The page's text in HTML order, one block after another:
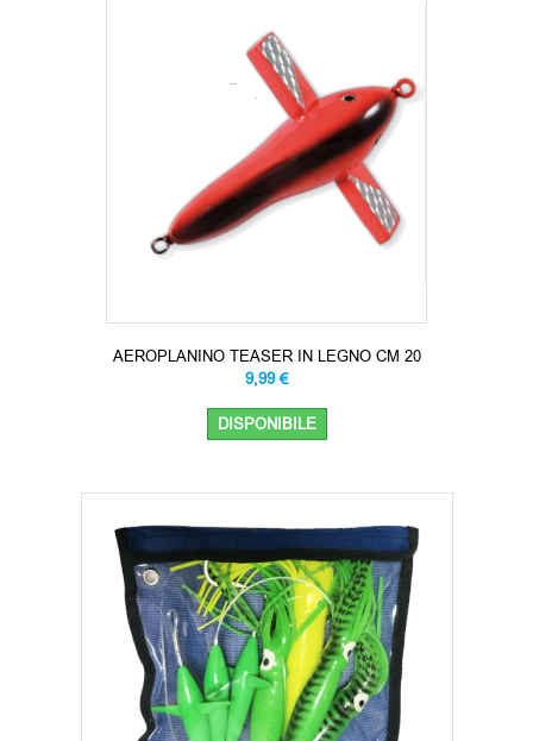
AEROPLANINO TEASER IN LEGNO CM 20
9,99 €
DISPONIBILE